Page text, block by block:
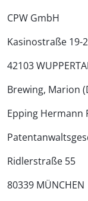
CPW GmbH
Kasinostraße 19-
42103
Brewing, Marion
Epping Hermann
Ridlerstraße 55
80339 MÜNCHEN